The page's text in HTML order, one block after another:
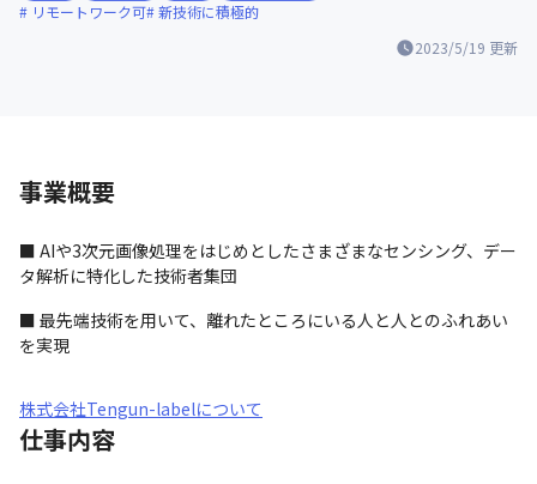
2023/5/19 更新
リモートワーク可 新技術に積極的
事業概要
■ AIや3次元画像処理をはじめとしたさまざまなセンシング、デー
タ解析に特化した技術者集団
■ 最先端技術を用いて、離れたところにいる人と人とのふれあい
を実現
株式会社Tengun-labelについて
仕事内容